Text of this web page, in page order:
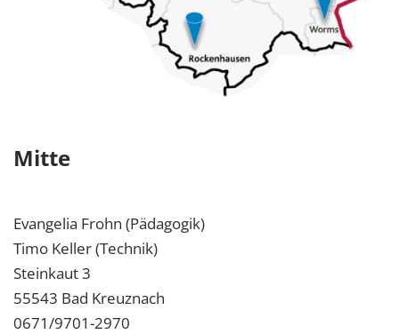
Mitte
Evangelia Frohn (Pädagogik)
Timo Keller (Technik)
Steinkaut 3
55543 Bad Kreuznach
0671/9701-2970